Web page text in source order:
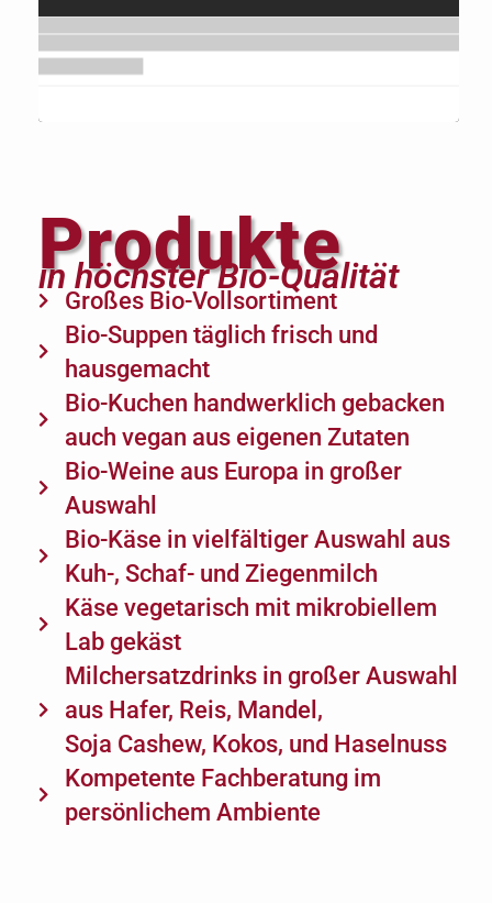
Produkte
in höchster Bio-Qualität
Großes Bio-Vollsortiment
Bio-Suppen täglich frisch und
hausgemacht
Bio-Kuchen handwerklich gebacken
auch vegan aus eigenen Zutaten
Bio-Weine aus Europa in großer
Auswahl
Bio-Käse in vielfältiger Auswahl aus
Kuh-, Schaf- und Ziegenmilch
Käse vegetarisch mit mikrobiellem
Lab gekäst
Milchersatzdrinks in großer Auswahl
aus Hafer, Reis, Mandel,
Soja Cashew, Kokos, und Haselnuss
Kompetente Fachberatung im
persönlichem Ambiente